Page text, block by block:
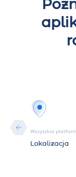
Wszystkie
Lokalizacja